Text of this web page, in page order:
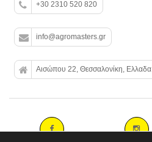
+30 2310 520 820
info@agromasters.gr
Αισώπου 22, Θεσσαλονίκη, Ελλαδα